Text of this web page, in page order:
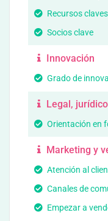
Recursos claves
Socios clave
Innovación
Grado de
Legal,
Orientación en
Marketing y
Atención al
Canales de
Empezar a